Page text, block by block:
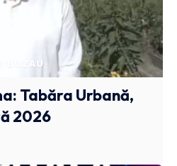
BUZAU
Tabăra Urbană,
2026